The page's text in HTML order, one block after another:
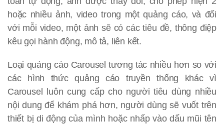
hoặc nhiều ảnh, video trong một quảng cáo, và đối
với mỗi video, một ảnh sẽ có các tiêu đề, thông điệp
kêu gọi hành động, mô tả, liên kết.
Loại quảng cáo Carousel tương tác nhiều hơn so với
các hình thức quảng cáo truyền thống khác vì
Carousel luôn cung cấp cho người tiêu dùng nhiều
nội dung để khám phá hơn, người dùng sẽ vuốt trên
thiết bị di động của mình hoặc nhấp vào dấu mũi tên